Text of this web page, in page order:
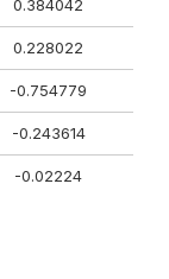
0.384042
0.228022
-0.754779
-0.243614
-0.02224